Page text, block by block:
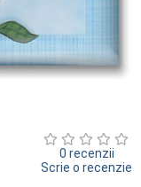
0 recenzii
Scrie o recenzie